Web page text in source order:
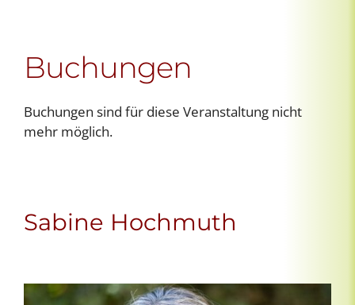
Buchungen
Buchungen sind für diese Veranstaltung nicht
mehr möglich.
Sabine Hochmuth